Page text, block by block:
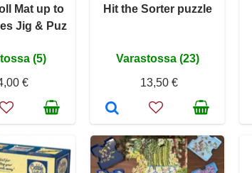
Mat up to
Jig & Puz
(5)
€
Hit the Sorter puzzle
Varastossa (23)
13,50 €